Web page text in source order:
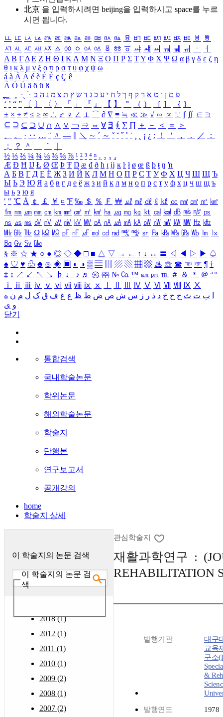
北京 을 입력하시려면 beijing을 입력하시고 space를 누르
시면 됩니다.
ㅥ ㅦ ㅧ ㅨ ㅩ ㅪ ㅫ ㅬ ㅭ ㅮ ㅯ ㅰ ㅱ ㅲ ㅳ ㅴ ㅵ ㅶ ㅷ ㅸ
ㅹ
ㅺ ㅻ ㅼ ㅽ ㅾ ㅿ ㆀ ㆁ ㆂ ㆃ ㆄ ㆅ ㆆ ㆇ ㆈ ㆉ ㆊ ㆋ ㆌ ㆍ
ㆎ
Α Β ΓΔ Ε Ζ Η Θ Ι ΚΛ Μ Ν Ξ Ο Π Ρ Σ ΤΥ Φ Χ Ψ Ω α β γ δ ε ζ η
θ ι κ λ μ ν ξ ο π ρ σ τ υ φ χ ψ ω
á à Á À é è É È ç Ç ê
Ä Ö Ü ä ö ü ß
ִֶֹ ֻּ ׁׂ פ ם ן ו ט א ר ק ף ך ל ח י ע כ ג ד ש ץ ת צ מ נ ה ב
‘ ’ “ ” 〔 〕 〈 〉 「 」 『 』 【 】 ＂ （ ） ［ ］ ｛ ｝
± × ÷ ≠ ≤ ≥ ∞ ∴ ♂ ♀ ∠ ⊥ ⌒ ∂ ∇ ≡ ≒ ≪ ≫ √ ∽ ∝ ∵ ∫ ∬ ∈ ∋
⊆ ⊇ ⊂ ⊃ ∪ ∩ ∧ ∨ ￢ ⇒ ⇔ ∀ ∃ ∮ ∑ ∏ ＋ － ＜ ＝
＞
、
。 · ‥ … ¨ 〃 ― ＼ ∼ ´ ～ ˇ ˘ ˝ ˚ ˙ ¸ ¡ ¿ ː ！ ＇ ， ． ／
：
；
？ ＾ ｀
½ ⅓ ⅔ ¼ ¾ ⅛ ⅜ ⅝ ⅞ ¹ ² ³ ⁴ ⁿ ₁ ₂ ₃ ₄
Æ Ð Ħ Ĳ Ł Ø Œ Þ Ŧ Ŋ æ đ ð ħ ı ĳ ĸ ŀ ł ø œ ß þ ŧ ŋ ŉ
А Б В Г Д Е Ё Ж З И Й К Л М Н О П Р С Т У Ф Х Ц Ч Ш Щ Ъ
Ы Ь Э Ю Я а б в г д е ё ж з и й к л м н о п р с т у ф х ц ч ш щ ъ
ы ь э ю я
′ ″ ℃ Å ￠ ￡ ￥ ¤ ℉ ‰ ＄ ％ Ｆ ￦ ㎕ ㎖ ㎗ ℓ ㎘ ㏄ ㎣ ㎤ ㎥ ㎦
㎙ ㎚ ㎛ ㎜ ㎝ ㎞ ㎟ ㎠ ㎡ ㎢ ㏊ ㎍ ㎎ ㎏ ㏏ ㎈ ㎉ ㏈ ㎧ ㎨ ㎰
㎱ ㎲ ㎳ ㎴ ㎵ ㎶ ㎷ ㎸ ㎹ ㎀ ㎁ ㎂ ㎃ ㎄ ㎺ ㎻ ㎽ ㎾ ㎿ ㎐ ㎑
㎒ ㎓ ㎔ Ω ㏀ ㏁ ㎊ ㎋ ㎌ ㏖ ㏅ ㎭ ㎮ ㎯ ㏛ ㎩ ㎪ ㎫ ㎬ ㏝ ㏐
㏓
㏃ ㏉ ㏜ ㏆
§ ※ ☆ ★ ○ ● ◎ ◇ ◆ □ ■ △ ▽ → ← ↑ ↓ ↔ 〓 ◁ ◀ ▷ ▶ ♤
♠ ♡ ♥ ♧ ♣ ⊙ ◈ ▣ ◐ ◑ ▒ ▤ ▨ ▧ ▦ ▩ ♨ ☏ ☎ ☜ ☞ ¶ †
‡ ↕ ↗ ↙ ↖ ↘ ♭ ♩ ♪ ♬ ㉿ ㈜ № ㏇ ™ ㏂ ㏘ ℡ ＃ ＆ ＊ ＠ ª º
ⅰ
ⅱ ⅲ ⅳ ⅴ ⅵ ⅶ ⅷ ⅸ ⅹ Ⅳ Ⅴ Ⅵ Ⅶ Ⅷ Ⅸ Ⅹ
ب ت ث ج ح خ د ذ ر ز س ش ص ض ط ظ ع غ ف ق ک ل م ن ه
و ی
닫기
통합검색
국내학술논문
학위논문
해외학술논문
학술지
단행본
연구보고서
공개강의
home
학술지 상세
이 학술지의 논문 검색
이 학술지의 논문 검
색
2018 (1)
2012 (1)
2011 (1)
2010 (1)
2009 (2)
2008 (1)
2007 (2)
관심학술지
재활과학연구 :
REHABILITATION
발행기관
대구
교육
구소
&
발행연도 1978